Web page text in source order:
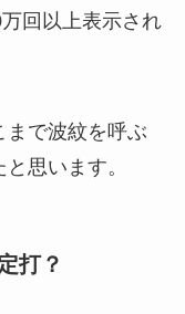
回以上表示され
まで波紋を呼ぶ
思います。
打？